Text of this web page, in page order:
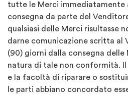
tutte le Merci immediatamente
consegna da parte del
qualsiasi delle Merci risultasse
darne comunicazione scritta al
(90) giorni dalla consegna delle
natura di tale non conformità.
e la facoltà di riparare o
le parti abbiano concordato